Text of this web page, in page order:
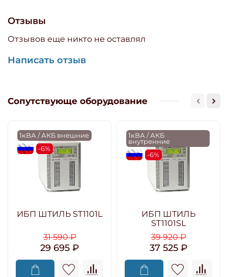
Отзывы
Отзывов еще никто не оставлял
Написать отзыв
Сопутствующе оборудование
1кВА / АКБ внешние
flagRU-6%
ИБП ШТИЛЬ ST1101L
31 590 ₽
29 695 ₽
1кВА / АКБ
внутренние
flagRU-6%
ИБП ШТИЛЬ
ST1101SL
39 920 ₽
37 525 ₽